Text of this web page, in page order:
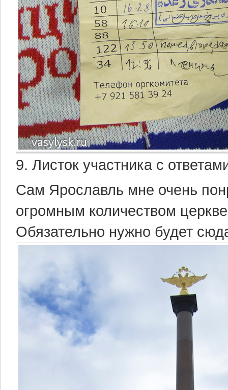
9. Листок участника с
Сам Ярославль мне очень
огромным количеством
Обязательно нужно будет